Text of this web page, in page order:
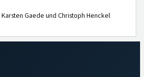
Karsten Gaede und Christoph Henckel